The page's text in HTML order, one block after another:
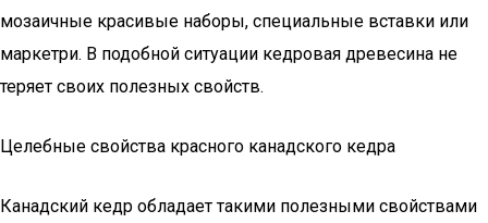
мозаичные красивые наборы, специальные вставки или
маркетри. В подобной ситуации кедровая древесина не
теряет своих полезных свойств.
Целебные свойства красного канадского кедра
Канадский кедр обладает такими полезными свойствами